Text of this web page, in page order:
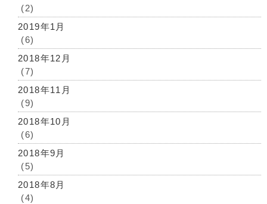
(2)
2019年1月
(6)
2018年12月
(7)
2018年11月
(9)
2018年10月
(6)
2018年9月
(5)
2018年8月
(4)